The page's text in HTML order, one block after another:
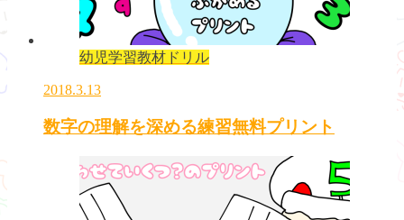
幼児学習教材ドリル
2018.3.13
数字の理解を深める練習無料プリント